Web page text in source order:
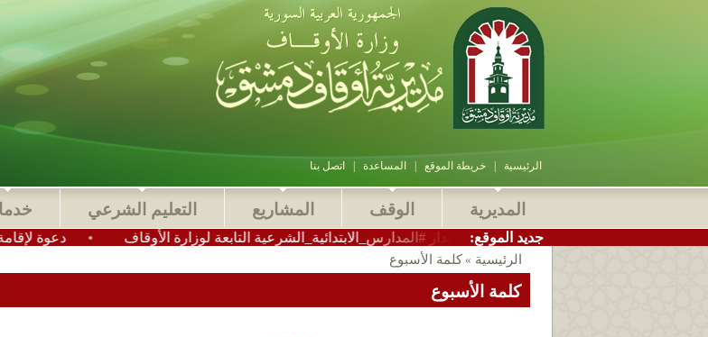
الرئيسية |خريطة الموقع المساعدة اتصل بنا
المديرية الوقف المشاريع التعليم الشرعي
دعوة لإقامة صلاة • الاستاذ سامر بيرقدار #المدارس_الابتدائية_الشرعية التابعة لوزارة الأوقاف
:جديد الموقع
الرئيسية » كلمة الأسبوع
كلمة الأسبوع